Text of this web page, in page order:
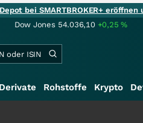
bei SMARTBROKER+
Dow Jones 54.036,10 +0,25%
Derivate Rohstoffe Krypto